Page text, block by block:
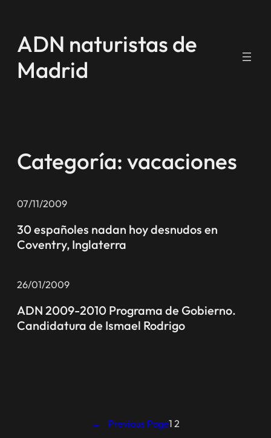
contenido
ADN naturistas de
Madrid
Categoría:vacaciones
07/11/2009
30 españoles nadan hoy desnudos en
Coventry, Inglaterra
26/01/2009
ADN 2009-2010 Programa de Gobierno.
Candidatura de Ismael Rodrigo
← Previous Page1 2